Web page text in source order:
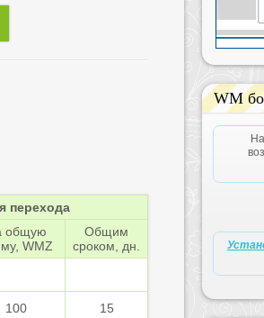
перехода
общую
WMZ
Общим
сроком, дн.
100
15
WM